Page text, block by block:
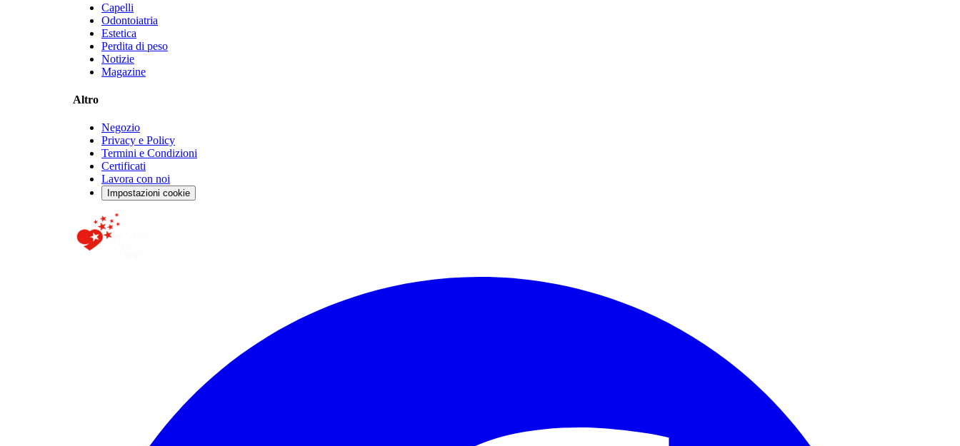
Capelli
Odontoiatria
Estetica
Perdita di peso
Notizie
Magazine
Altro
Negozio
Privacy e Policy
Termini e Condizioni
Certificati
Lavora con noi
Impostazioni cookie